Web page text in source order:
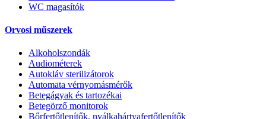
WC magasítók
Orvosi műszerek
Alkoholszondák
Audiométerek
Autokláv sterilizátorok
Automata vérnyomásmérők
Betegágyak és tartozékai
Betegörző monitorok
Bőrfertőtlenítők, nyálkahártyafertőtlenítők